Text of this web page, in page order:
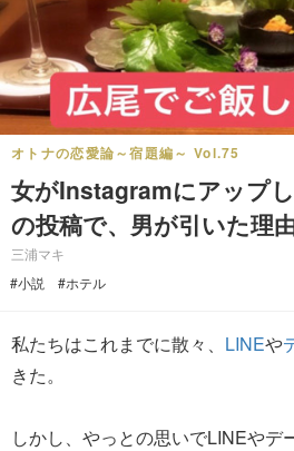
オトナの恋愛論～宿題編～ Vol.75
女がInstagramにアップ
の投稿で、男が引いた理
三浦マキ
#小説
#ホテル
私たちはこれまでに散々、 LINEや
きた。
しかし、やっとの思いでLINEやデ